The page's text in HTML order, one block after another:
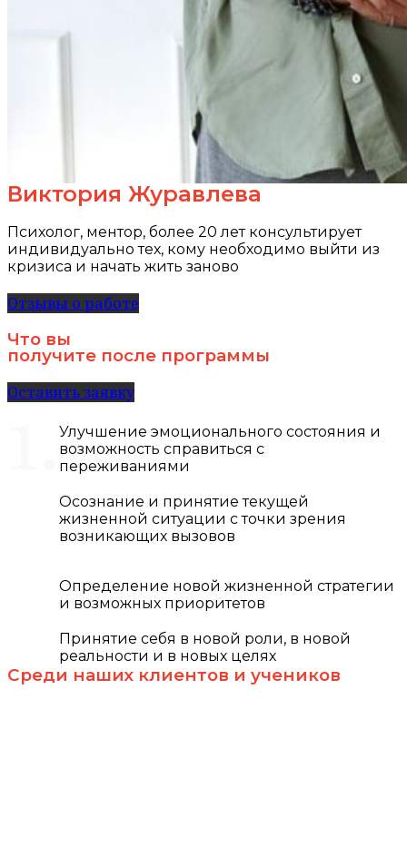
Виктория Журавлева
Психолог, ментор, более 20 лет консультирует
индивидуально тех, кому необходимо выйти из
кризиса и начать жить заново
Отзывы о работе
Что вы
получите после программы
Оставить заявку
Улучшение эмоционального состояния и
возможность справиться с
переживаниями
Осознание и принятие текущей
жизненной ситуации с точки зрения
возникающих вызовов
Определение новой жизненной стратегии
и возможных приоритетов
Принятие себя в новой роли, в новой
реальности и в новых целях
Среди наших клиентов и учеников​